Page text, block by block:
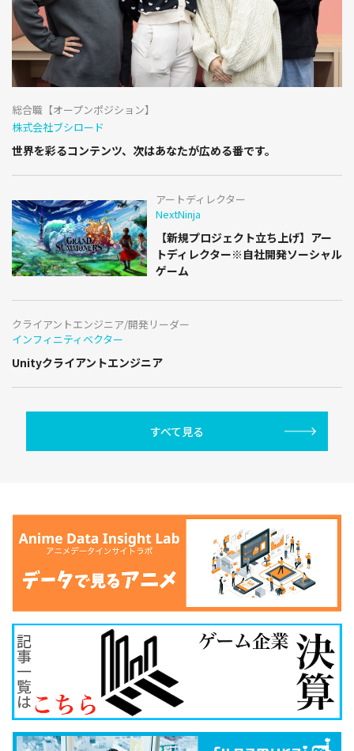
総合職【オープンポジション】
株式会社ブシロード
世界を彩るコンテンツ、次はあなたが広める番です。
アートディレクター
NextNinja
【新規プロジェクト立ち上げ】アー
トディレクター※自社開発ソーシャル
ゲーム
クライアントエンジニア/開発リーダー
インフィニティベクター
Unityクライアントエンジニア
すべて見る